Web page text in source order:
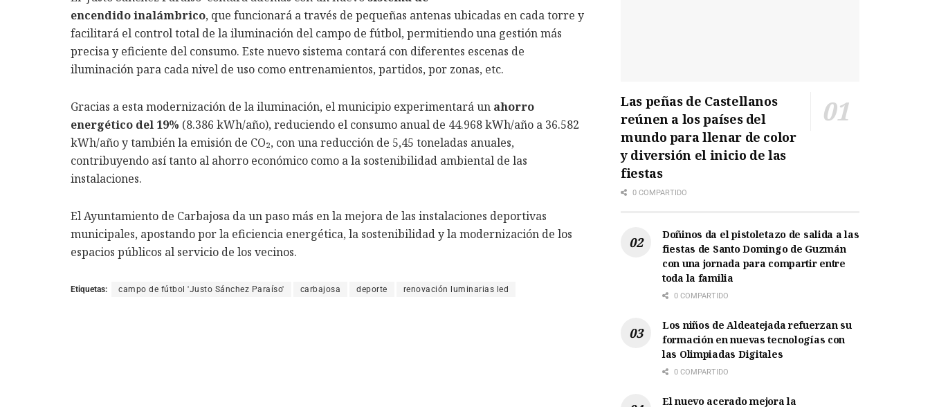
encendido inalámbrico, que funcionará a través de pequeñas antenas ubicadas en cada torre y
facilitará el control total de la iluminación del campo de fútbol, permitiendo una gestión más
precisa y eficiente del consumo. Este nuevo sistema contará con diferentes escenas de
iluminación para cada nivel de uso como entrenamientos, partidos, por zonas, etc.
Gracias a esta modernización de la iluminación, el municipio experimentará un ahorro
energético del 19% (8.386 kWh/año), reduciendo el consumo anual de 44.968 kWh/año a 36.582
kWh/año y también la emisión de CO₂, con una reducción de 5,45 toneladas anuales,
contribuyendo así tanto al ahorro económico como a la sostenibilidad ambiental de las
instalaciones.
El Ayuntamiento de Carbajosa da un paso más en la mejora de las instalaciones deportivas
municipales, apostando por la eficiencia energética, la sostenibilidad y la modernización de los
espacios públicos al servicio de los vecinos.
Etiquetas: campo de fútbol 'Justo Sánchez Paraíso' carbajosa deporte renovación luminarias led
Las peñas de Castellanos
reúnen a los países del
mundo para llenar de color
y diversión el inicio de las
fiestas
0 COMPARTIDO
Doñinos da el pistoletazo de salida a las
fiestas de Santo Domingo de Guzmán
con una jornada para compartir entre
toda la familia
0 COMPARTIDO
Los niños de Aldeatejada refuerzan su
formación en nuevas tecnologías con
las Olimpiadas Digitales
0 COMPARTIDO
El nuevo acerado mejora la